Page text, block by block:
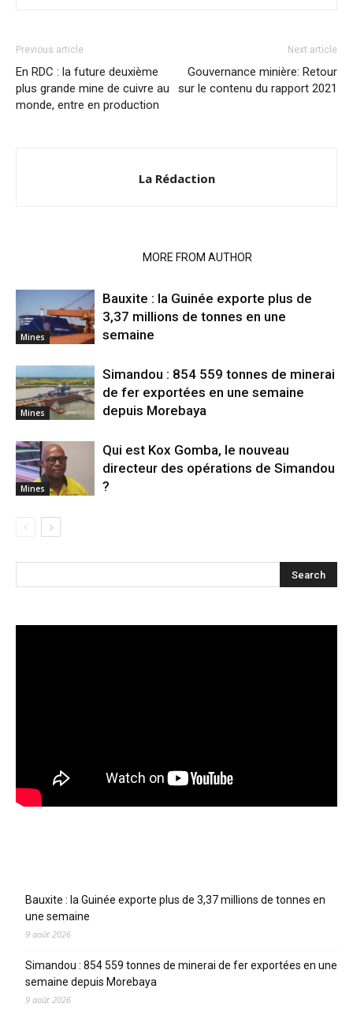
Previous article
En RDC : la future deuxième
plus grande mine de cuivre au
monde, entre en production
Next article
Gouvernance minière: Retour
sur le contenu du rapport 2021
La Rédaction
MORE FROM AUTHOR
Mines
Bauxite : la Guinée exporte plus de
3,37 millions de tonnes en une
semaine
Mines
Simandou : 854 559 tonnes de minerai
de fer exportées en une semaine
depuis Morebaya
Mines
Qui est Kox Gomba, le nouveau
directeur des opérations de Simandou
?
Bauxite : la Guinée exporte plus de 3,37 millions de tonnes en
une semaine
9 août 2026
Simandou : 854 559 tonnes de minerai de fer exportées en une
semaine depuis Morebaya
9 août 2026